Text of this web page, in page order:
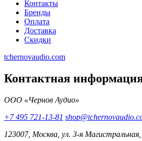
Контакты
Бренды
Оплата
Доставка
Скидки
tchernovaudio.com
Контактная
ООО «Чернов Аудио»
+7 495 721-13-81
123007, Москва, ул. 3-я